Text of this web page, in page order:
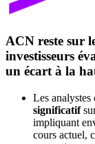
ACN reste sur
investisseurs
un écart à la
Les
significatif
impliquant
cours actuel,